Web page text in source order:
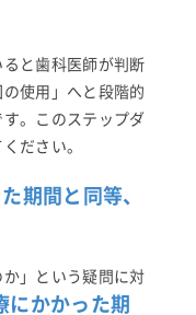
と歯科医師が判断
使用」へと段階的
。このステップダ
ださい。
期間と同等、
か」という疑問に対
にかかった期